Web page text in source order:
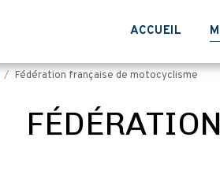
ACCUEIL
Fédération française de motocyclisme